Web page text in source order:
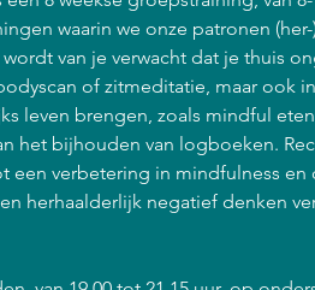
waarin we onze patronen
van je verwacht dat je thuis
of zitmeditatie, maar ook
leven brengen, zoals mindful
het bijhouden van logboeken.
verbetering in mindfulness en
herhaalderlijk negatief denken